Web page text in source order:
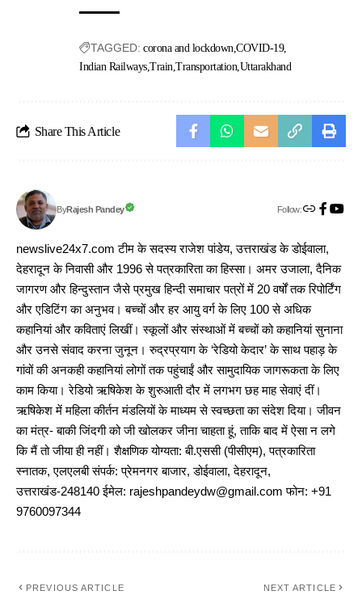
TAGGED: corona and lockdown COVID-19
Indian Railways Train Transportation Uttarakhand
Share This Article
ByRajesh Pandey Follow:
newslive24x7.com टीम के सदस्य राजेश पांडेय, उत्तराखंड के डोईवाला,
देहरादून के निवासी और 1996 से पत्रकारिता का हिस्सा। अमर उजाला, दैनिक
जागरण और हिन्दुस्तान जैसे प्रमुख हिन्दी समाचार पत्रों में 20 वर्षों तक रिपोर्टिंग
और एडिटिंग का अनुभव। बच्चों और हर आयु वर्ग के लिए 100 से अधिक
कहानियां और कविताएं लिखीं। स्कूलों और संस्थाओं में बच्चों को कहानियां सुनाना
और उनसे संवाद करना जुनून। रुद्रप्रयाग के ‘रेडियो केदार’ के साथ पहाड़ के
गांवों की अनकही कहानियां लोगों तक पहुंचाईं और सामुदायिक जागरूकता के लिए
काम किया। रेडियो ऋषिकेश के शुरुआती दौर में लगभग छह माह सेवाएं दीं।
ऋषिकेश में महिला कीर्तन मंडलियों के माध्यम से स्वच्छता का संदेश दिया। जीवन
का मंत्र- बाकी जिंदगी को जी खोलकर जीना चाहता हूं, ताकि बाद में ऐसा न लगे
कि मैं तो जीया ही नहीं। शैक्षणिक योग्यता: बी.एससी (पीसीएम), पत्रकारिता
स्नातक, एलएलबी संपर्क: प्रेमनगर बाजार, डोईवाला, देहरादून,
उत्तराखंड-248140 ईमेल: rajeshpandeydw@gmail.com फोन: +91
9760097344
PREVIOUS ARTICLE NEXT ARTICLE